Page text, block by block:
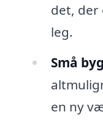
det, der
leg.
Små
en ny